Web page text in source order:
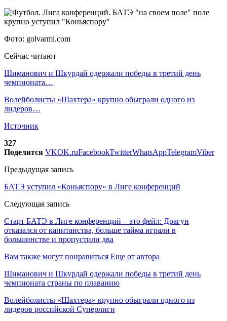
Фото: golvarmi.com
Сейчас читают
Шиманович и Шкурдай одержали победы в третий день
чемпионата…
Волейболисты «Шахтера» крупно обыграли одного из
лидеров…
Источник
327
Поделится VKOK.ruFacebookTwitterWhatsAppTelegramViber
Предыдущая запись
БАТЭ уступил «Коньяспору» в Лиге конференций
Следующая запись
Старт БАТЭ в Лиге конференций – это фейл: Драгун
отказался от капитанства, больше тайма играли в
большинстве и пропустили два
Вам также могут понравиться Еще от автора
Шиманович и Шкурдай одержали победы в третий день
чемпионата страны по плаванию
Волейболисты «Шахтера» крупно обыграли одного из
лидеров российской Суперлиги